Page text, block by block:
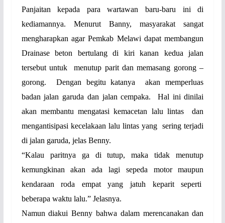
Panjaitan kepada para wartawan baru-baru ini di
kediamannya. Menurut Banny, masyarakat sangat
mengharapkan agar Pemkab Melawi dapat membangun
Drainase beton bertulang di kiri kanan kedua jalan
tersebut untuk
menutup parit dan memasang gorong –
gorong.
Dengan begitu katanya
akan memperluas
badan jalan garuda dan jalan cempaka.
Hal ini dinilai
akan membantu mengatasi kemacetan lalu lintas
dan
mengantisipasi kecelakaan lalu lintas yang sering terjadi
di jalan garuda, jelas Benny.
“Kalau paritnya ga di tutup, maka tidak menutup
kemungkinan akan ada lagi sepeda motor maupun
kendaraan roda empat yang jatuh keparit seperti
beberapa waktu lalu.” Jelasnya.
Namun diakui Benny bahwa dalam merencanakan dan